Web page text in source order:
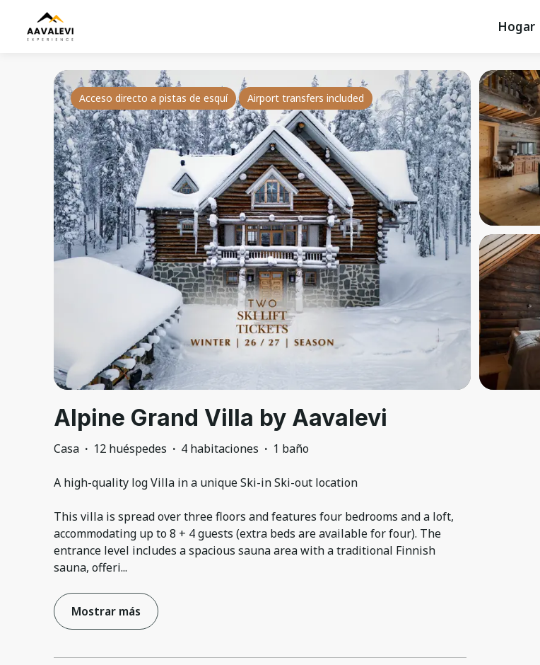
Hogar
Acceso directo a pistas de esquí Airport transfers included
Alpine Grand Villa by Aavalevi
Casa · 12 huéspedes · 4 habitaciones · 1 baño
A high-quality log Villa in a unique Ski-in Ski-out location
This villa is spread over three floors and features four bedrooms and a loft,
accommodating up to 8 + 4 guests (extra beds are available for four). The
entrance level includes a spacious sauna area with a traditional Finnish
sauna, offeri...
Mostrar más